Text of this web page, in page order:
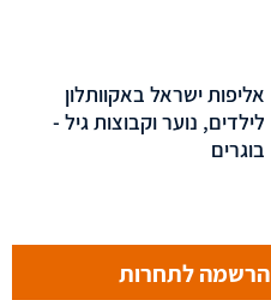
אליפות ישראל באקוותלון
לילדים, נוער וקבוצות גיל -
בוגרים
הרשמה לתחרות